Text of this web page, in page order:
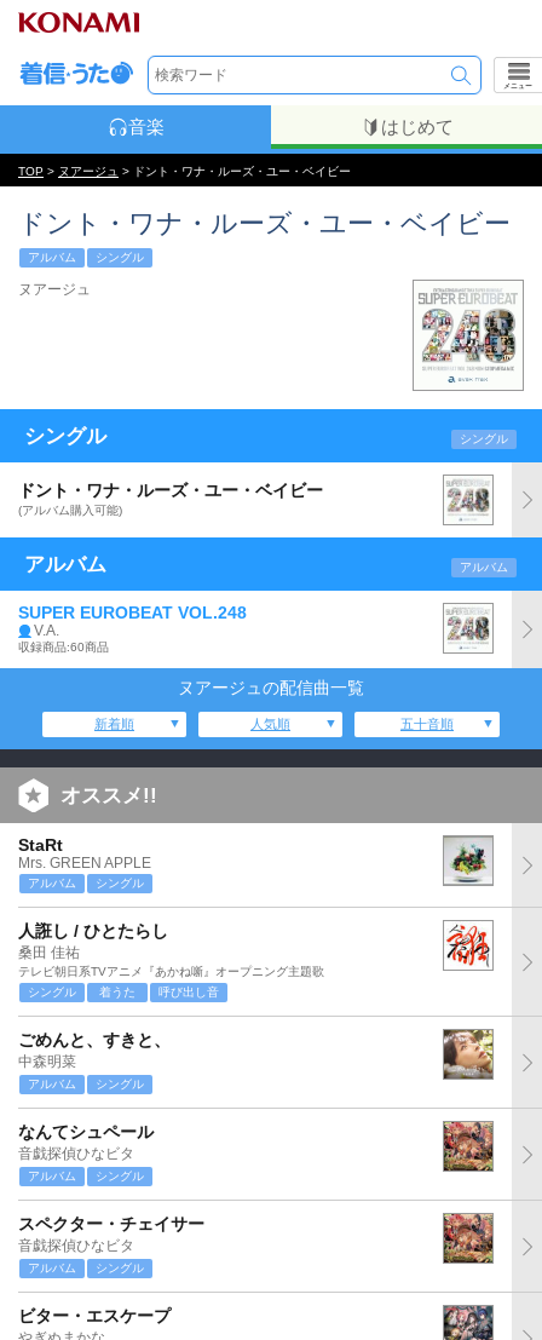
メニュー
音楽 はじめて
TOP > ヌアージュ > ドント・ワナ・ルーズ・ユー・ベイビー
ドント・ワナ・ルーズ・ユー・ベイビー
アルバム シングル
ヌアージュ
シングル シングル
ドント・ワナ・ルーズ・ユー・ベイビー
(アルバム購入可能)
アルバム アルバム
SUPER EUROBEAT VOL.248
V.A.
収録商品:60商品
ヌアージュの配信曲一覧
新着順 人気順 五十音順
オススメ!!
StaRt
Mrs. GREEN APPLE
アルバム シングル
人誑し / ひとたらし
桑田 佳祐
テレビ朝日系TVアニメ『あかね噺』オープニング主題歌
シングル
着うた 呼び出し音
ごめんと、すきと、
中森明菜
アルバム シングル
なんてシュペール
音戯探偵ひなビタ
アルバム シングル
スペクター・チェイサー
音戯探偵ひなビタ
アルバム シングル
ビター・エスケープ